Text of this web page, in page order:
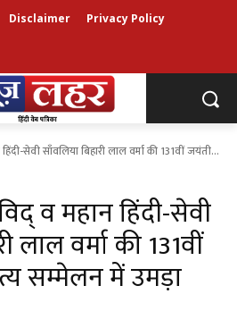
Disclaimer Privacy Policy
हिंदी-सेवी साँवलिया बिहारी लाल वर्मा की 131वीं जयंती...
व महान हिंदी-सेवी
लाल वर्मा की 131वीं
सम्मेलन में उमड़ा